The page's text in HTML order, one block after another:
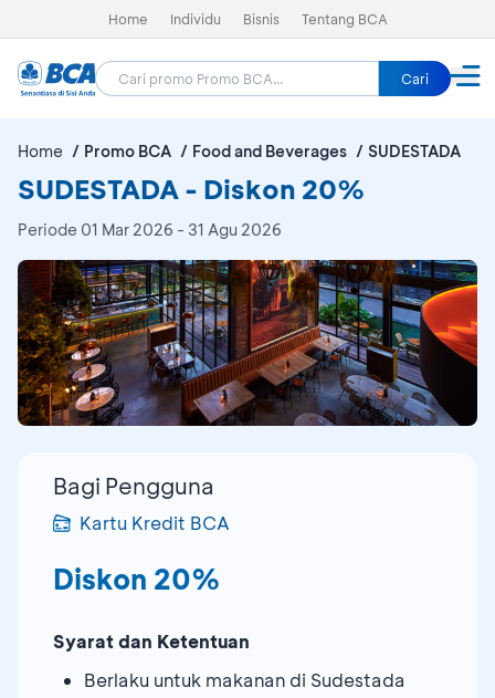
Home Individu Bisnis Tentang BCA
Cari
Home Promo BCA Food and Beverages SUDESTADA
SUDESTADA - Diskon 20%
Periode 01 Mar 2026 - 31 Agu 2026
Bagi Pengguna
Kartu Kredit BCA
Diskon 20%
Syarat dan Ketentuan
Berlaku untuk makanan di Sudestada